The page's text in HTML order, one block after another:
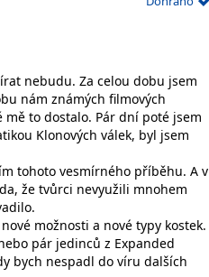
nebudu. Za celou dobu jsem
nám známých filmových
to dostalo. Pár dní poté jsem
Klonových válek, byl jsem
tohoto vesmírného příběhu. A v
že tvůrci nevyužili mnohem
možnosti a nové typy kostek.
pár jedinců z Expanded
bych nespadl do víru dalších